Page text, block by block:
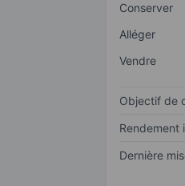
Conserver
Alléger
Vendre
Objectif de
Rendement
Dernière